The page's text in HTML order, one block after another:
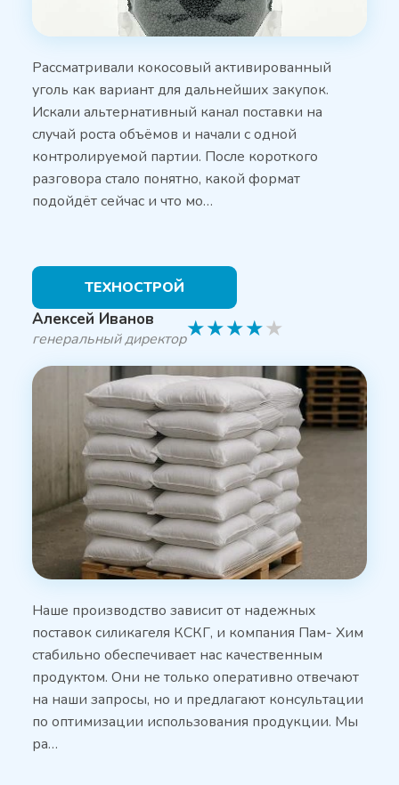
Рассматривали кокосовый активированный
уголь как вариант для дальнейших закупок.
Искали альтернативный канал поставки на
случай роста объёмов и начали с одной
контролируемой партии. После короткого
разговора стало понятно, какой формат
подойдёт сейчас и что мо…
ТЕХНОСТРОЙ
Алексей Иванов
генеральный директор★★★★★
Наше производство зависит от надежных
поставок силикагеля КСКГ, и компания Пам- Хим
стабильно обеспечивает нас качественным
продуктом. Они не только оперативно отвечают
на наши запросы, но и предлагают консультации
по оптимизации использования продукции. Мы
ра…